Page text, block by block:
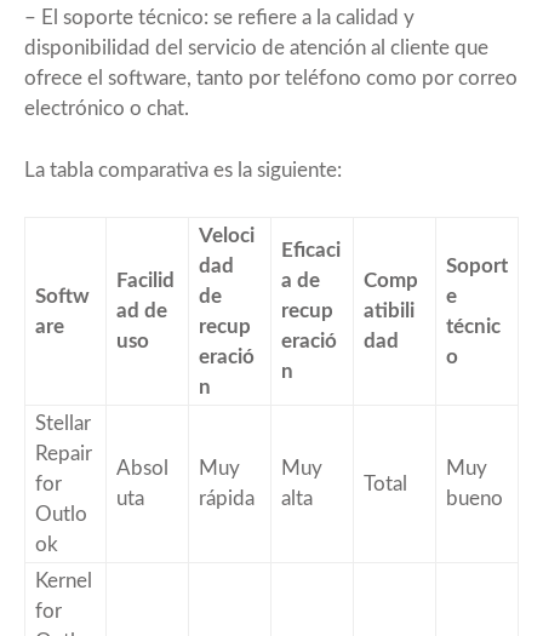
– El soporte técnico: se refiere a la calidad y
disponibilidad del servicio de atención al cliente que
ofrece el software, tanto por teléfono como por correo
electrónico o chat.
La tabla comparativa es la siguiente:
Softw
are
Facilid
ad de
uso
Veloci
dad
de
recup
eració
n
Eficaci
a de
recup
eració
n
Comp
atibili
dad
Soport
e
técnic
o
Stellar
Repair
for
Outlo
ok
Absol
uta
Muy
rápida
Muy
alta
Total
Muy
bueno
Kernel
for